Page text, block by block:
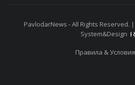
PavlodarNews - All Rights Reserved. |
System&Design
Правила & Условия